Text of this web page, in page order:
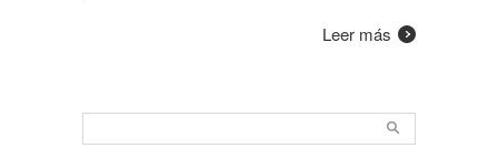
Leer más